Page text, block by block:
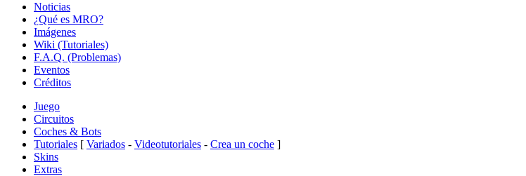
Noticias
¿Qué es MRO?
Imágenes
Wiki (Tutoriales)
F.A.Q. (Problemas)
Eventos
Créditos
Juego
Circuitos
Coches & Bots
Tutoriales [ Variados - Videotutoriales - Crea un coche ]
Skins
Extras